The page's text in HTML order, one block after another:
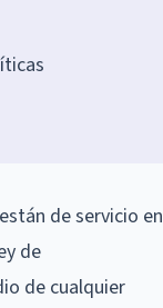
de servicio en
de
de cualquier